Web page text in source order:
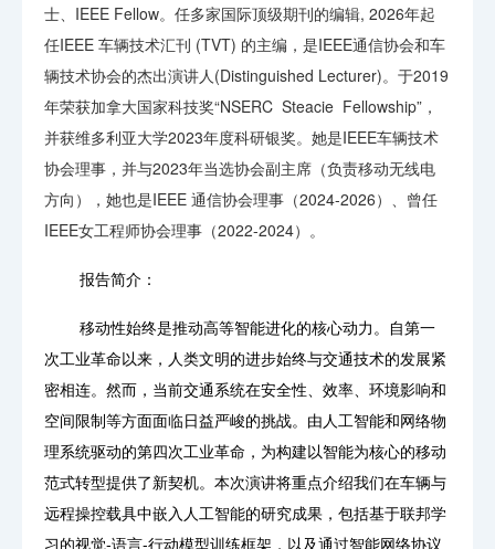
士、IEEE Fellow。任多家国际顶级期刊的编辑, 2026年起
任IEEE 车辆技术汇刊 (TVT) 的主编，是IEEE通信协会和车
辆技术协会的杰出演讲人(Distinguished Lecturer)。于2019
年荣获加拿大国家科技奖“NSERC Steacie Fellowship”，
并获维多利亚大学2023年度科研银奖。她是IEEE车辆技术
协会理事，并与2023年当选协会副主席（负责移动无线电
方向），她也是IEEE 通信协会理事（2024-2026）、曾任
IEEE女工程师协会理事（2022-2024）。
报告简介：
移动性始终是推动高等智能进化的核心动力。自第一
次工业革命以来，人类文明的进步始终与交通技术的发展紧
密相连。然而，当前交通系统在安全性、效率、环境影响和
空间限制等方面面临日益严峻的挑战。由人工智能和网络物
理系统驱动的第四次工业革命，为构建以智能为核心的移动
范式转型提供了新契机。本次演讲将重点介绍我们在车辆与
远程操控载具中嵌入人工智能的研究成果，包括基于联邦学
习的视觉-语言-行动模型训练框架，以及通过智能网络协议